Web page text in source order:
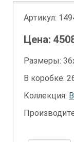
Артикул:
Цена:
Размеры:
В коробке:
Коллекция: